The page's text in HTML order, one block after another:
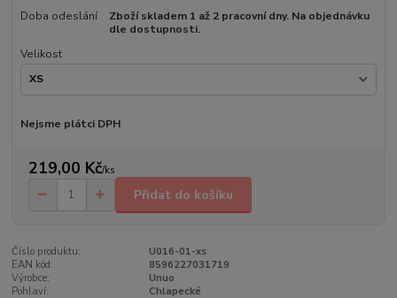
Doba odeslání
Zboží skladem 1 až 2 pracovní dny. Na objednávku
dle dostupnosti.
Velikost
Nejsme plátci DPH
219,00 Kč/ks
Přidat do košíku
Číslo produktu:
U016-01-xs
EAN kód:
8596227031719
Výrobce:
Unuo
Pohlaví:
Chlapecké